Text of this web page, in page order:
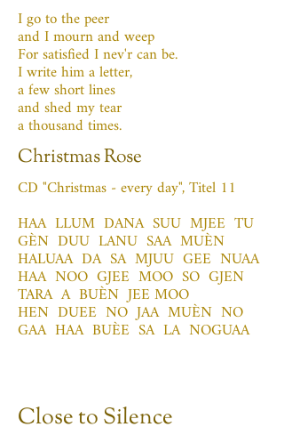
I go to the peer
and I mourn and weep
For satisfied I nev'r can be.
I write him a letter,
a few short lines
and shed my tear
a thousand times.
Christmas Rose
CD "Christmas - every day", Titel 11
HAA LLUM DANA SUU MJEE TU
GÈN DUU LANU SAA MUÈN
HALUAA DA SA MJUU GEE NUAA
HAA NOO GJEE MOO SO GJEN
TARA A BUÈN JEE MOO
HEN DUEE NO JAA MUÈN NO
GAA HAA BUÈE SA LA NOGUAA
Close to Silence